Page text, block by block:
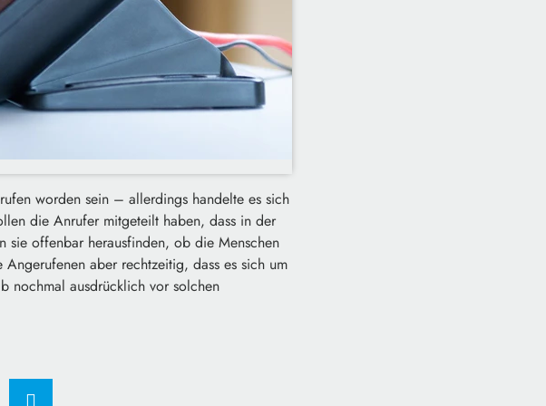
worden sein – allerdings handelte es sich
die Anrufer mitgeteilt haben, dass in der
sie offenbar herausfinden, ob die Menschen
aber rechtzeitig, dass es sich um
nochmal ausdrücklich vor solchen